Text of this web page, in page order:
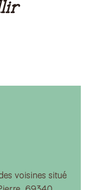
voisines situé